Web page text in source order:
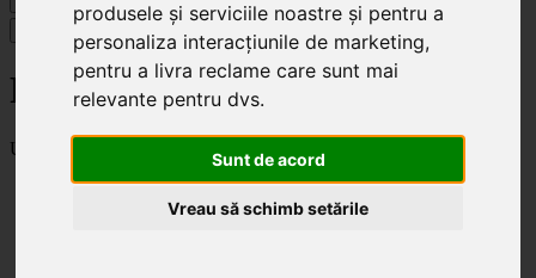
produsele și serviciile noastre și pentru a
personaliza interacțiunile de marketing,
pentru a livra reclame care sunt mai
relevante pentru dvs.
Sunt de acord
Vreau să schimb setările
Specialități
RainbowDent
Ultima actualizare: 16.05.2025
Descriere